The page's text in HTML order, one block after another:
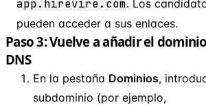
app.hirevire.com. Los
pueden acceder a sus enlaces.
Paso 3: Vuelve a añadir el
DNS
En la pestaña Dominios,
subdominio (por ejemplo,